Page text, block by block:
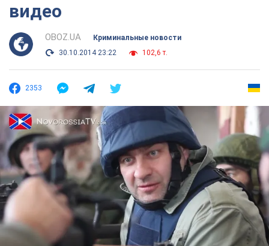
видео
OBOZ.UA
Криминальные новости
30.10.2014 23:22
102,6 т.
2353